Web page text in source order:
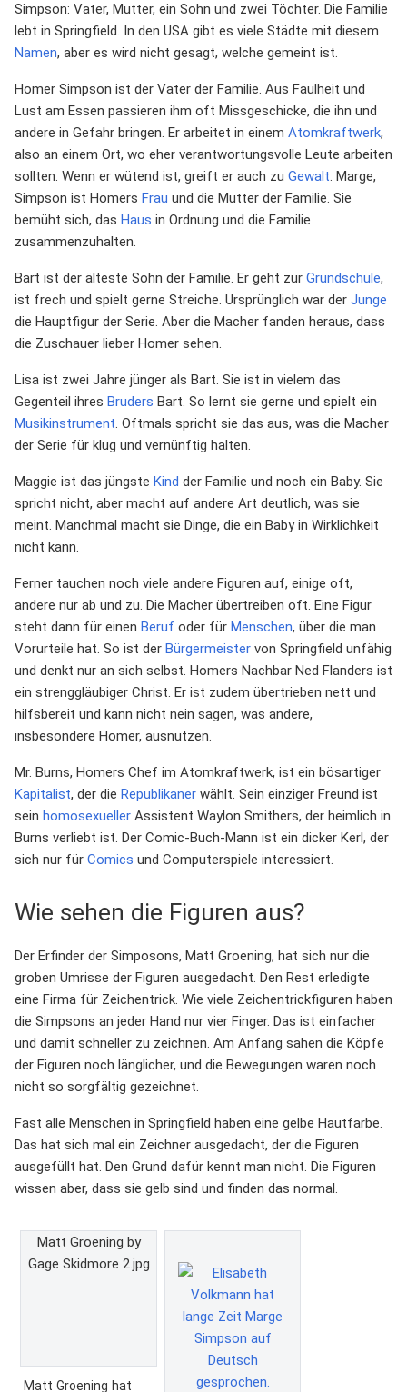
Simpson: Vater, Mutter, ein Sohn und zwei Töchter. Die Familie
lebt in Springfield. In den USA gibt es viele Städte mit diesem
Namen, aber es wird nicht gesagt, welche gemeint ist.
Homer Simpson ist der Vater der Familie. Aus Faulheit und
Lust am Essen passieren ihm oft Missgeschicke, die ihn und
andere in Gefahr bringen. Er arbeitet in einem Atomkraftwerk,
also an einem Ort, wo eher verantwortungsvolle Leute arbeiten
sollten. Wenn er wütend ist, greift er auch zu Gewalt. Marge,
Simpson ist Homers Frau und die Mutter der Familie. Sie
bemüht sich, das Haus in Ordnung und die Familie
zusammenzuhalten.
Bart ist der älteste Sohn der Familie. Er geht zur Grundschule,
ist frech und spielt gerne Streiche. Ursprünglich war der Junge
die Hauptfigur der Serie. Aber die Macher fanden heraus, dass
die Zuschauer lieber Homer sehen.
Lisa ist zwei Jahre jünger als Bart. Sie ist in vielem das
Gegenteil ihres Bruders Bart. So lernt sie gerne und spielt ein
Musikinstrument. Oftmals spricht sie das aus, was die Macher
der Serie für klug und vernünftig halten.
Maggie ist das jüngste Kind der Familie und noch ein Baby. Sie
spricht nicht, aber macht auf andere Art deutlich, was sie
meint. Manchmal macht sie Dinge, die ein Baby in Wirklichkeit
nicht kann.
Ferner tauchen noch viele andere Figuren auf, einige oft,
andere nur ab und zu. Die Macher übertreiben oft. Eine Figur
steht dann für einen Beruf oder für Menschen, über die man
Vorurteile hat. So ist der Bürgermeister von Springfield unfähig
und denkt nur an sich selbst. Homers Nachbar Ned Flanders ist
ein strenggläubiger Christ. Er ist zudem übertrieben nett und
hilfsbereit und kann nicht nein sagen, was andere,
insbesondere Homer, ausnutzen.
Mr. Burns, Homers Chef im Atomkraftwerk, ist ein bösartiger
Kapitalist, der die Republikaner wählt. Sein einziger Freund ist
sein homosexueller Assistent Waylon Smithers, der heimlich in
Burns verliebt ist. Der Comic-Buch-Mann ist ein dicker Kerl, der
sich nur für Comics und Computerspiele interessiert.
Wie sehen die Figuren aus?
Der Erfinder der Simposons, Matt Groening, hat sich nur die
groben Umrisse der Figuren ausgedacht. Den Rest erledigte
eine Firma für Zeichentrick. Wie viele Zeichentrickfiguren haben
die Simpsons an jeder Hand nur vier Finger. Das ist einfacher
und damit schneller zu zeichnen. Am Anfang sahen die Köpfe
der Figuren noch länglicher, und die Bewegungen waren noch
nicht so sorgfältig gezeichnet.
Fast alle Menschen in Springfield haben eine gelbe Hautfarbe.
Das hat sich mal ein Zeichner ausgedacht, der die Figuren
ausgefüllt hat. Den Grund dafür kennt man nicht. Die Figuren
wissen aber, dass sie gelb sind und finden das normal.
Matt Groening by
Gage Skidmore 2.jpg
Matt Groening hat